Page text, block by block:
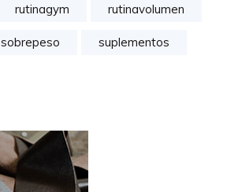
rutinagym rutinavolumen
sobrepeso suplementos